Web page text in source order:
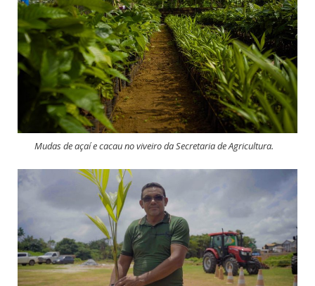
Mudas de açaí e cacau no viveiro da Secretaria de Agricultura.